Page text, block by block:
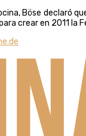
Böse declaró
crear en 2011 la